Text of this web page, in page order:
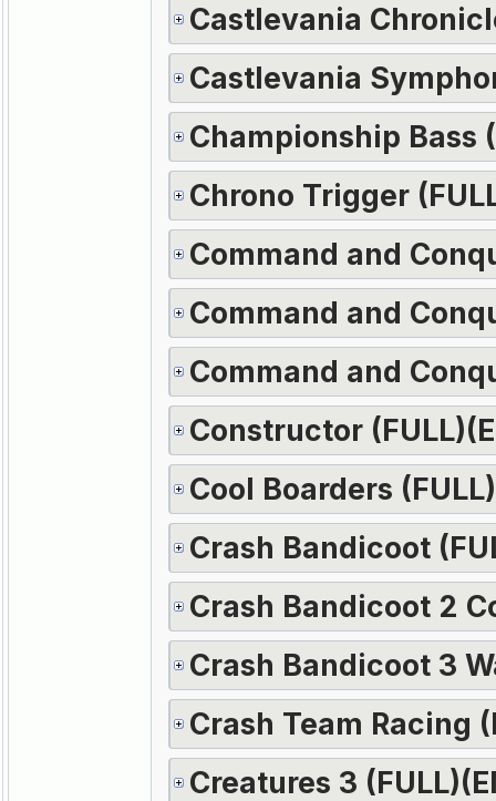
Castlevania
Castlevania
Championship Bass
Chrono Trigger
Command and
Command and
Command and
Constructor
Cool Boarders
Crash Bandicoot
Crash Bandicoot 2
Crash Bandicoot 3
Crash Team Racing
Creatures 3